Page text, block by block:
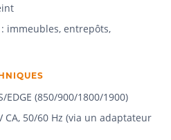
immeubles, entrepôts,
EDGE (850/900/1800/1900)
CA, 50/60 Hz (via un adaptateur